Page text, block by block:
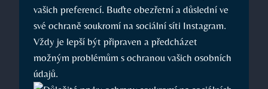
vašich preferencí. Buďte obezřetní a důslední ve
své ochraně soukromí na sociální síti Instagram.
Vždy je lepší být připraven a předcházet
možným problémům s ochranou vašich osobních
údajů.